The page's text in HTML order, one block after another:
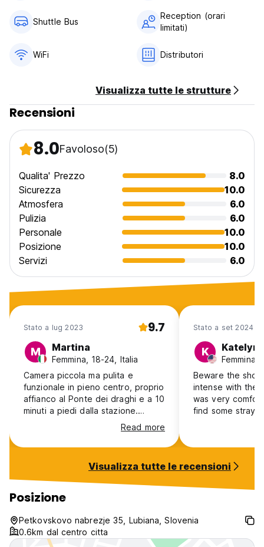
Shuttle Bus
Reception (orari
limitati)
WiFi Distributori
Visualizza tutte le strutture
Recensioni
8.0Favoloso(5)
Qualita' Prezzo
8.0
Sicurezza
10.0
Atmosfera
6.0
Pulizia
6.0
Personale
10.0
Posizione
10.0
Servizi
6.0
Stato a lug 2023 9.7
M Martina
Femmina, 18-24, Italia
Camera piccola ma pulita e
funzionale in pieno centro, proprio
affianco al Ponte dei draghi e a 10
minuti a piedi dalla stazione.
Posizione ottima quindi per
visitare Lubiana o per esplorare il
resto della Slovenia senza
disponibile. Nel prenotare avevo
fatto l'errore di inserire una
persona in meno e discutendone
per email mi hanno tranquillizzato
ed è bastato pagare una piccola
cifra aggiuntiva per risolvere il
problema. Ci siamo trovati molto
Read more
Stato a set 2024
K
Femmina,
Beware the
intense with the
was very
find some stray
location. Was
walk a few
very nice and
Visualizza tutte le recensioni
Posizione
Petkovskovo nabrezje 35, Lubiana, Slovenia
0.6km dal centro citta